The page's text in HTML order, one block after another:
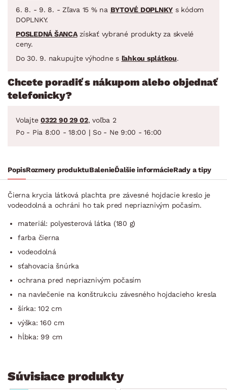
6. 8. - 9. 8. - Zľava 15 % na BYTOVÉ DOPLNKY s kódom
DOPLNKY.
POSLEDNÁ ŠANCAzískať vybrané produkty za skvelé
ceny.
Do 30. 9. nakupujte výhodne s ľahkou splátkou.
Chcete poradiť s nákupom alebo objednať
telefonicky?
Volajte 0322 90 29 02, voľba 2
Po - Pia 8:00 - 18:00 | So - Ne 9:00 - 16:00
PopisRozmery produktuBalenieĎalšie informácieRady a tipy
Čierna krycia látková plachta pre závesné hojdacie kreslo je
vodeodolná a ochráni ho tak pred nepriaznivým počasím.
materiál: polyesterová látka (180 g)
farba čierna
vodeodolná
sťahovacia šnúrka
ochrana pred nepriaznivým počasím
na navlečenie na konštrukciu závesného hojdacieho kresla
šírka: 102 cm
výška: 160 cm
hĺbka: 99 cm
Súvisiace produkty